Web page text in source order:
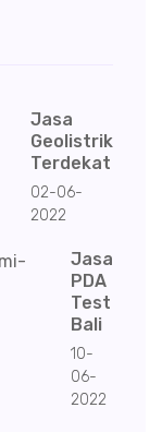
Jasa
Geolistrik
Terdekat
02-06-
2022
Jasa
PDA
Test
Bali
10-
06-
2022